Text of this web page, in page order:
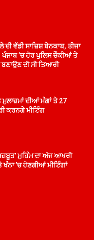
ਵੱਡੀ ਸਾਜ਼ਿਸ਼ ਬੇਨਕਾਬ, ਤੀਜਾ
’ਚ ਹੋਰ ਪੁਲਿਸ ਚੌਕੀਆਂ ਤੇ
ਬਣਾਉਣ ਦੀ ਸੀ ਤਿਆਰੀ
ਦੀਆਂ ਮੰਗਾਂ ਤੇ 27
ਕਰਨਗੇ ਮੀਟਿੰਗ
ਮੁਹਿੰਮ ਦਾ ਅੱਜ ਆਖਰੀ
’ਚ ਹੋਣਗੀਆਂ ਮੀਟਿੰਗਾਂ